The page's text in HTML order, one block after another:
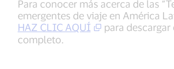
Para conocer más acerca de las
emergentes de viaje en América
HAZ CLIC AQUÍ
para
completo.